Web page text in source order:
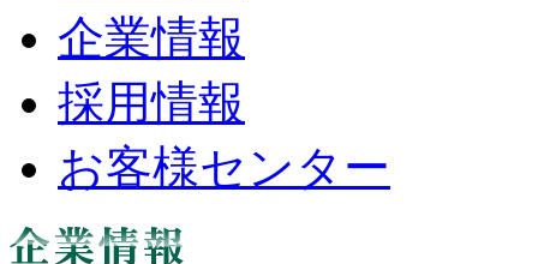
企業情報
採用情報
お客様センター